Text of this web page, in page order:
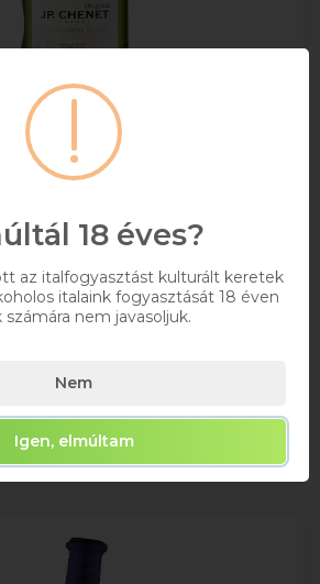
Sauvignon Francia
Fehérbor 0.75l
2 274 Ft
Kosárba
18 éves?
az italfogyasztást kulturált keretek
italaink fogyasztását 18 éven
számára nem javasoljuk.
Nem
Igen, elmúltam